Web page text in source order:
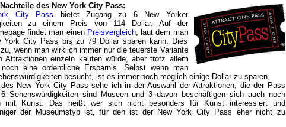
des New York City Pass:
City Pass bietet Zugang zu 6 New Yorker
zu einem Preis von 114 Dollar. Auf der
findet man einen Preisvergleich, laut dem man
York City Pass bis zu 79 Dollar sparen kann. Dies
wenn man wirklich immer nur die teuerste Variante
Attraktionen einzeln kaufen würde, aber trotz allem
eine ordentliche Ersparnis. Selbst wenn man
besucht, ist es immer noch möglich einige Dollar zu sparen.
des New York City Pass sehe ich in der Auswahl der Attraktionen, die der Pass
Sehenswürdigkeiten sind Museen und 3 davon beschäftigen sich auch noch
mit Kunst. Das heißt wer sich nicht besonders für Kunst interessiert und
der Museumstyp ist, für den ist der New York City Pass eher nicht zu